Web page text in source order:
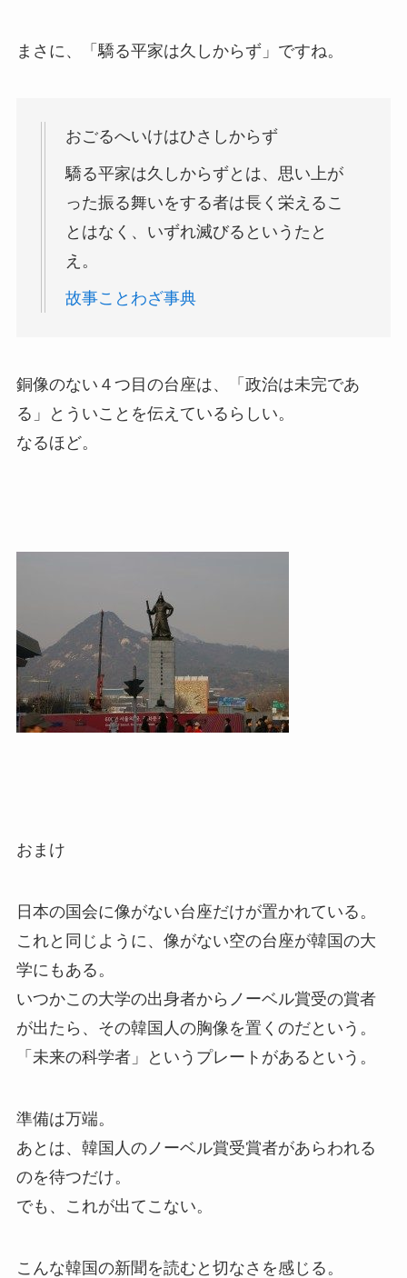
まさに、「驕る平家は久しからず」ですね。
おごるへいけはひさしからず
驕る平家は久しからずとは、思い上が
った振る舞いをする者は長く栄えるこ
とはなく、いずれ滅びるというたと
え。
故事ことわざ事典
銅像のない４つ目の台座は、「政治は未完であ
る」とういことを伝えているらしい。
なるほど。
おまけ
日本の国会に像がない台座だけが置かれている。
これと同じように、像がない空の台座が韓国の大
学にもある。
いつかこの大学の出身者からノーベル賞受の賞者
が出たら、その韓国人の胸像を置くのだという。
「未来の科学者」というプレートがあるという。
準備は万端。
あとは、韓国人のノーベル賞受賞者があらわれる
のを待つだけ。
でも、これが出てこない。
こんな韓国の新聞を読むと切なさを感じる。